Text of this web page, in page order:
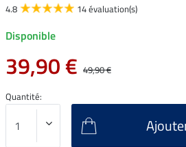
4.8 14 évaluation(s)
Disponible
39,90 € 49,90 €
Quantité: